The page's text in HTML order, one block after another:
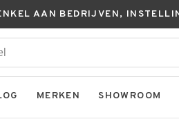
AAN BEDRIJVEN,
MERKEN SHOWROOM